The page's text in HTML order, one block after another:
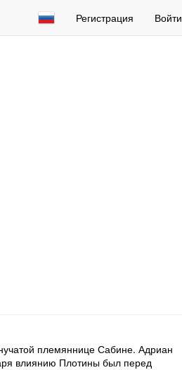
Регистрация Войти
племяннице Сабине. Адриан
влиянию Плотины был перед